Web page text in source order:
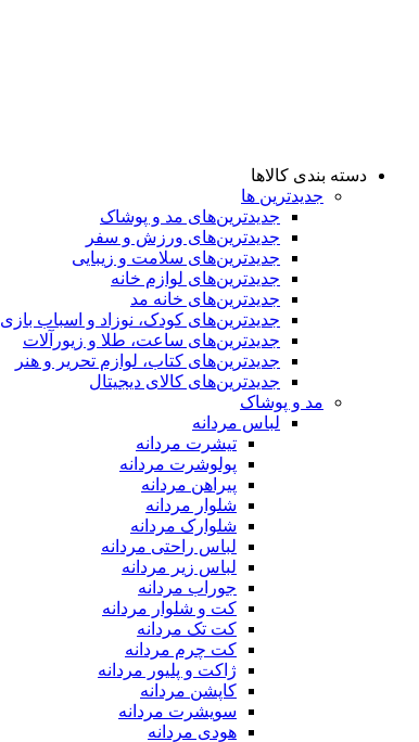
دسته بندی کالاها
جدیدترین ها
جدید‌ترین‌های مد و پوشاک
جدید‌ترین‌های ورزش و سفر
جدید‌ترین‌های سلامت و زیبایی
جدید‌ترین‌های لوازم خانه
جدیدترین‌های خانه مد
جدید‌ترین‌های کودک، نوزاد و اسباب بازی
جدید‌ترین‌های ساعت، طلا و زیورآلات
جدید‌ترین‌های کتاب، لوازم تحریر و هنر
جدید‌ترین‌های کالای دیجیتال
مد و پوشاک
لباس مردانه
تیشرت مردانه
پولوشرت مردانه
پیراهن مردانه
شلوار مردانه
شلوارک مردانه
لباس راحتی مردانه
لباس زیر مردانه
جوراب مردانه
کت و شلوار مردانه
کت تک مردانه
کت چرم مردانه
ژاکت و پلیور مردانه
کاپشن مردانه
سویشرت مردانه
هودی مردانه